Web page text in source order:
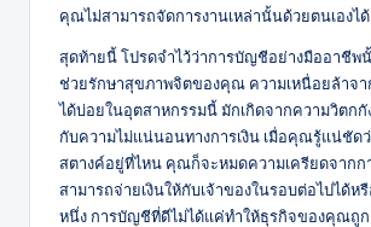
คุณไม่สามารถจัดการงานเหล่านั้นด้วยตนเองไ
สุดท้ายนี้ โปรดจำไว้ว่าการบัญชีอย่างมืออาชีพ
ช่วยรักษาสุขภาพจิตของคุณ ความเหนื่อยล้าจา
ได้บ่อยในอุตสาหกรรมนี้ มักเกิดจากความวิตกกั
กับความไม่แน่นอนทางการเงิน เมื่อคุณรู้แน่ชัด
สตางค์อยู่ที่ไหน คุณก็จะหมดความเครียดจากก
สามารถจ่ายเงินให้กับเจ้าของในรอบต่อไปได้ห
หนึ่ง การบัญชีที่ดีไม่ได้แค่ทำให้ธุรกิจของคุณถู